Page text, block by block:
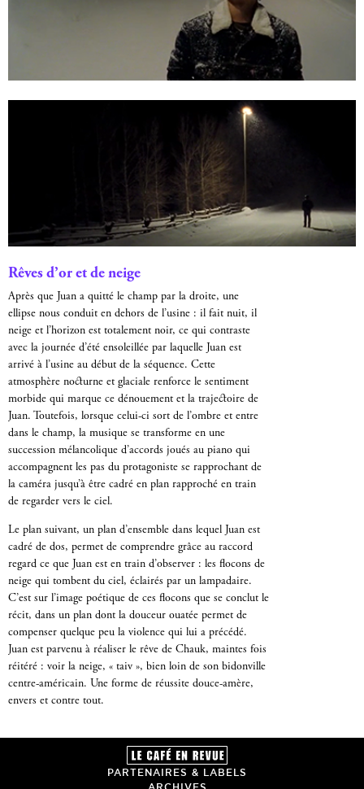
Rêves d’or et de neige
Après que Juan a quitté le champ par la droite, une
ellipse nous conduit en dehors de l’usine : il fait nuit, il
neige et l’horizon est totalement noir, ce qui contraste
avec la journée d’été ensoleillée par laquelle Juan est
arrivé à l’usine au début de la séquence. Cette
atmosphère nocturne et glaciale renforce le sentiment
morbide qui marque ce dénouement et la trajectoire de
Juan. Toutefois, lorsque celui-ci sort de l’ombre et entre
dans le champ, la musique se transforme en une
succession mélancolique d’accords joués au piano qui
accompagnent les pas du protagoniste se rapprochant de
la caméra jusqu’à être cadré en plan rapproché en train
de regarder vers le ciel.
Le plan suivant, un plan d’ensemble dans lequel Juan est
cadré de dos, permet de comprendre grâce au raccord
regard ce que Juan est en train d’observer : les flocons de
neige qui tombent du ciel, éclairés par un lampadaire.
C’est sur l’image poétique de ces flocons que se conclut le
récit, dans un plan dont la douceur ouatée permet de
compenser quelque peu la violence qui lui a précédé.
Juan est parvenu à réaliser le rêve de Chauk, maintes fois
réitéré : voir la neige, « taiv », bien loin de son bidonville
centre-américain. Une forme de réussite douce-amère,
envers et contre tout.
PARTENAIRES & LABELS